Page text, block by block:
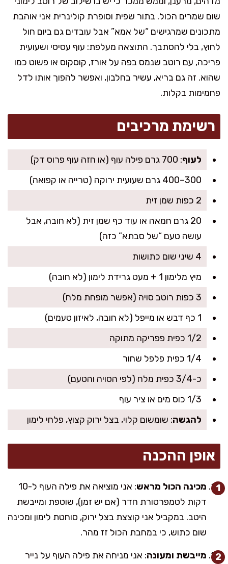
שום שמרים הכול. בתור שפית וסופרת קולינרית אני אוהבת
מתכונים שמרגישים “של אמא” אבל עובדים גם ביום חול
לחוץ, בלי להסתבך. התוצאה מעלפת: עוף עסיסי ושעועית
פריכה, עם רוטב שנמס בפה על אורז, קוסקוס או פשוט כמו
שהוא. זה גם בריא, עשיר בחלבון, ואפשר להפוך אותו לדל
פחמימות בקלות.
רשימת מרכיבים
לעוף: 700 גרם פילה עוף (או חזה עוף פרוס דק)
300–400 גרם שעועית ירוקה (טרייה או קפואה)
2 כפות שמן זית
20 גרם חמאה או עוד כף שמן זית (לא חובה, אבל
עושה טעם “של סבתא” כזה)
4 שיני שום כתושות
מיץ מלימון 1 + מעט גרידת לימון (לא חובה)
3 כפות רוטב סויה (אפשר מופחת מלח)
1 כף דבש או מייפל (לא חובה, לאיזון טעמים)
1/2 כפית פפריקה מתוקה
1/4 כפית פלפל שחור
כ-3/4 כפית מלח (לפי הסויה והטעם)
1/3 כוס מים או ציר עוף
להגשה: שומשום קלוי, בצל ירוק קצוץ, פלחי לימון
אופן ההכנה
מכינה הכול מראש
: אני מוציאה את פילה העוף ל-10
דקות לטמפרטורת חדר (אם יש זמן), שוטפת ומייבשת
היטב. במקביל אני קוצצת בצל ירוק, סוחטת לימון ומכינה
שום כתוש, כי במחבת הכול זז מהר.
מייבשת ומעונה: אני מניחה את פילה העוף על נייר